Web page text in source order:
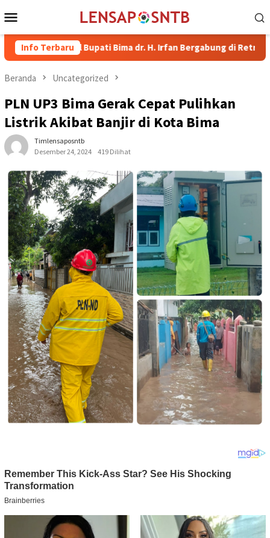
ke
Mobile
Info Terbaru
Wakil Bupati Bima dr. H. Irfan Bergabung di Retreat Magelang
Beranda Uncategorized
PLN UP3 Bima Gerak Cepat Pulihkan
Listrik Akibat Banjir di Kota Bima
Timlensaposntb
Desember 24, 2024
419 Dilihat